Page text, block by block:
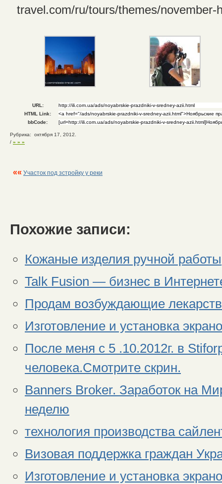
travel.com/ru/tours/themes/november-
URL:
HTML Link:
bbCode:
Рубрика: октября 17, 2012.
/ » » »
«« Участок под зстройку у реки
Похожие записи:
Кожаные изделия ручной работы
Talk Fusion — бизнес в
Продам возбуждающие
Изготовление и установка
После меня с 5 .10.2012г. в
человека.Смотрите скрин.
Banners Broker. Заработок на
неделю
технология производства
Визовая поддержка граждан
Изготовление и установка